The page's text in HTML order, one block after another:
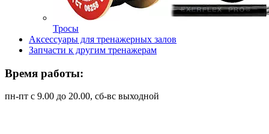
Тросы
Аксессуары для тренажерных залов
Запчасти к другим тренажерам
Время работы:
пн-пт с 9.00 до 20.00, сб-вс выходной